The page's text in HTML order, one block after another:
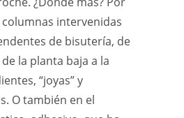
intervenidas
de bisutería, de
la planta baja a la
“joyas” y
O también en el